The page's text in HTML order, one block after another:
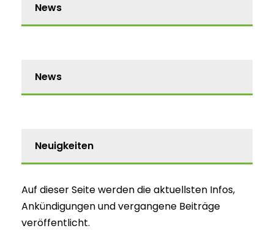
News
News
Neuigkeiten
Auf dieser Seite werden die aktuellsten Infos,
Ankündigungen und vergangene Beiträge
veröffentlicht.